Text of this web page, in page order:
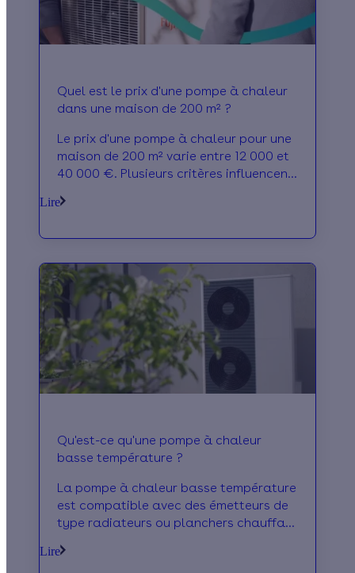
Quel est le prix d'une pompe à chaleur
dans une maison de 200 m² ?
Le prix d'une pompe à chaleur pour une
maison de 200 m² varie entre 12 000 et
40 000 €. Plusieurs critères influencent
besoins, l'isolation ou la surface.
Lire
Qu'est-ce qu'une pompe à chaleur
basse température ?
La pompe à chaleur basse température
est compatible avec des émetteurs de
type radiateurs ou planchers chauffant
eau ou géothermique. Focus !
Lire